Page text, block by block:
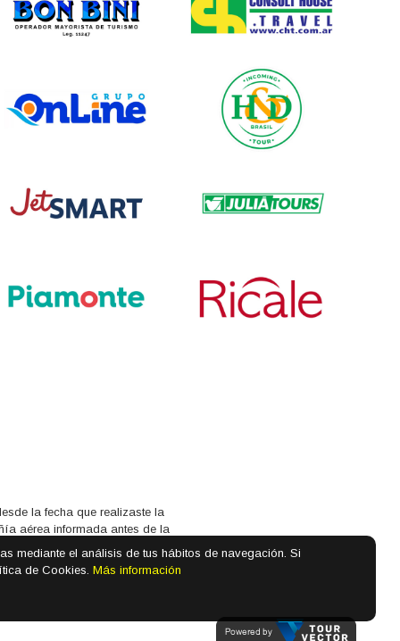
la fecha que realizaste la
aérea informada antes de la
mediante el análisis de tus hábitos de navegación. Si
de Cookies.Más información